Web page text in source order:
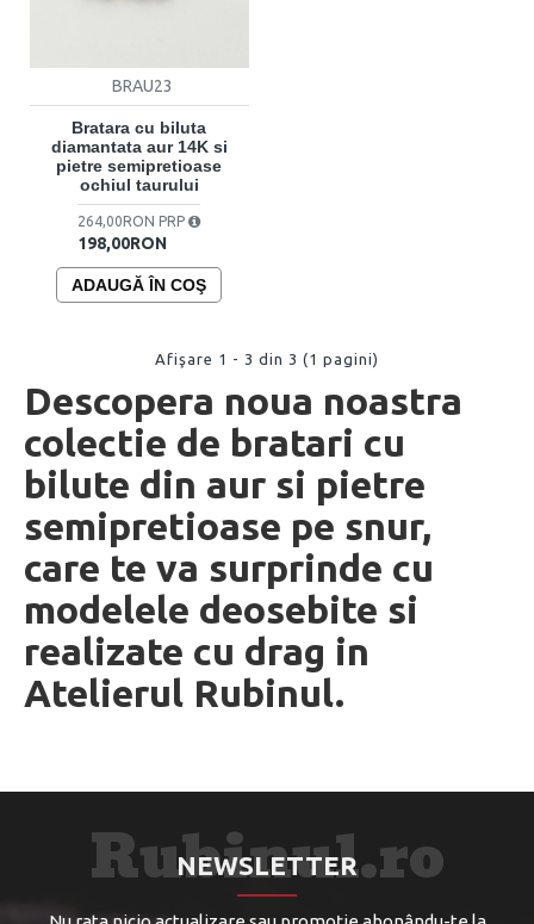
Descopera noua noastra
colectie de bratari cu
bilute din aur si pietre
semipretioase pe snur,
care te va surprinde cu
modelele deosebite si
realizate cu drag in
Atelierul Rubinul.
BRAU23
Bratara cu biluta
diamantata aur 14K si
pietre semipretioase
ochiul taurului
198,00RON
264,00RON PRP
ADAUGĂ ÎN COŞ
Afişare 1 - 3 din 3 (1 pagini)
NEWSLETTER